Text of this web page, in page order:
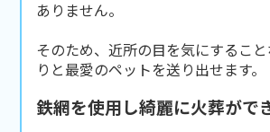
ありません。
そのため、近所の目を気にするこ
りと最愛のペットを送り出せます。
鉄網を使用し綺麗に火葬がで